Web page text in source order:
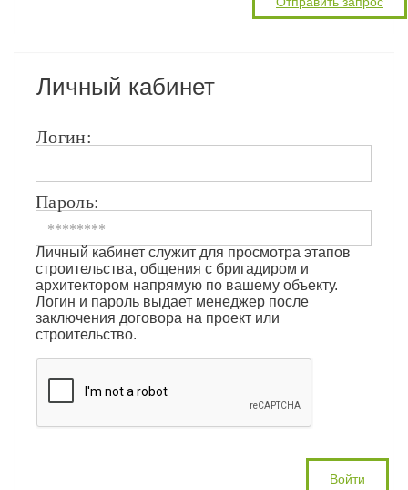
Личный кабинет
Логин:
Пароль:
Личный кабинет служит для просмотра этапов
строительства, общения с бригадиром и
архитектором напрямую по вашему объекту.
Логин и пароль выдает менеджер после
заключения договора на проект или
строительство.